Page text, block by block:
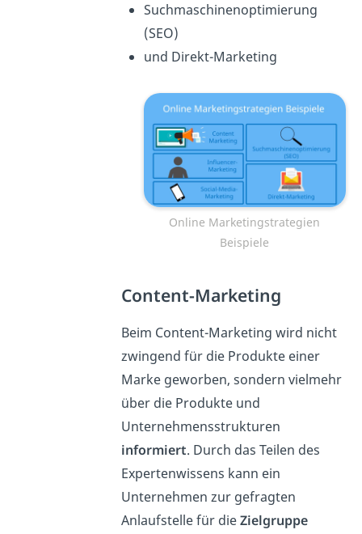
Suchmaschinenoptimierung
(SEO)
und Direkt-Marketing
Online Marketingstrategien
Beispiele
Content-Marketing
Beim Content-Marketing wird nicht
zwingend für die Produkte einer
Marke geworben, sondern vielmehr
über die Produkte und
Unternehmensstrukturen
informiert. Durch das Teilen des
Expertenwissens kann ein
Unternehmen zur gefragten
Anlaufstelle für dieZielgruppe